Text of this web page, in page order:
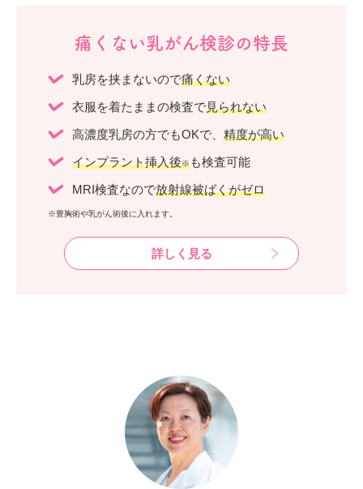
痛くない乳がん検診の特長
乳房を挟まないので痛くない
衣服を着たままの検査で見られない
高濃度乳房の方でもOKで、 精度が高い
インプラント挿入後※ も検査可能
MRI検査なので放射線被ばくがゼロ
※豊胸術や乳がん術後に入れます。
詳しく見る